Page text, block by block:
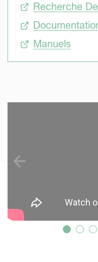
Recherche
Manuels